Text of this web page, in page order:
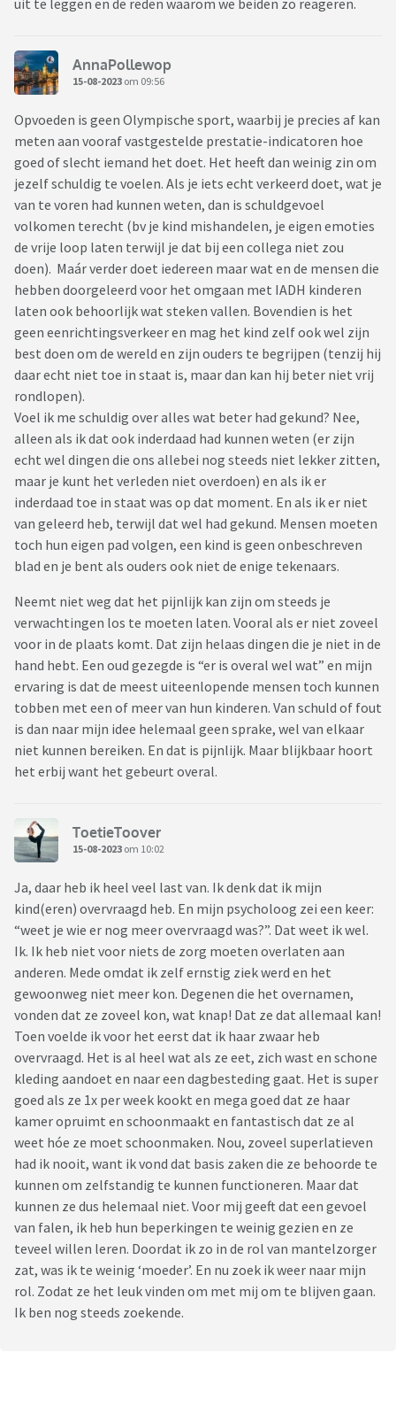
uit te leggen en de reden waarom we beiden zo reageren.
AnnaPollewop
15-08-2023 om 09:56
Opvoeden is geen Olympische sport, waarbij je precies af kan
meten aan vooraf vastgestelde prestatie-indicatoren hoe
goed of slecht iemand het doet. Het heeft dan weinig zin om
jezelf schuldig te voelen. Als je iets echt verkeerd doet, wat je
van te voren had kunnen weten, dan is schuldgevoel
volkomen terecht (bv je kind mishandelen, je eigen emoties
de vrije loop laten terwijl je dat bij een collega niet zou
doen). Maár verder doet iedereen maar wat en de mensen die
hebben doorgeleerd voor het omgaan met IADH kinderen
laten ook behoorlijk wat steken vallen. Bovendien is het
geen eenrichtingsverkeer en mag het kind zelf ook wel zijn
best doen om de wereld en zijn ouders te begrijpen (tenzij hij
daar echt niet toe in staat is, maar dan kan hij beter niet vrij
rondlopen).
Voel ik me schuldig over alles wat beter had gekund? Nee,
alleen als ik dat ook inderdaad had kunnen weten (er zijn
echt wel dingen die ons allebei nog steeds niet lekker zitten,
maar je kunt het verleden niet overdoen) en als ik er
inderdaad toe in staat was op dat moment. En als ik er niet
van geleerd heb, terwijl dat wel had gekund. Mensen moeten
toch hun eigen pad volgen, een kind is geen onbeschreven
blad en je bent als ouders ook niet de enige tekenaars.
Neemt niet weg dat het pijnlijk kan zijn om steeds je
verwachtingen los te moeten laten. Vooral als er niet zoveel
voor in de plaats komt. Dat zijn helaas dingen die je niet in de
hand hebt. Een oud gezegde is “er is overal wel wat” en mijn
ervaring is dat de meest uiteenlopende mensen toch kunnen
tobben met een of meer van hun kinderen. Van schuld of fout
is dan naar mijn idee helemaal geen sprake, wel van elkaar
niet kunnen bereiken. En dat is pijnlijk. Maar blijkbaar hoort
het erbij want het gebeurt overal.
ToetieToover
15-08-2023 om 10:02
Ja, daar heb ik heel veel last van. Ik denk dat ik mijn
kind(eren) overvraagd heb. En mijn psycholoog zei een keer:
“weet je wie er nog meer overvraagd was?”. Dat weet ik wel.
Ik. Ik heb niet voor niets de zorg moeten overlaten aan
anderen. Mede omdat ik zelf ernstig ziek werd en het
gewoonweg niet meer kon. Degenen die het overnamen,
vonden dat ze zoveel kon, wat knap! Dat ze dat allemaal kan!
Toen voelde ik voor het eerst dat ik haar zwaar heb
overvraagd. Het is al heel wat als ze eet, zich wast en schone
kleding aandoet en naar een dagbesteding gaat. Het is super
goed als ze 1x per week kookt en mega goed dat ze haar
kamer opruimt en schoonmaakt en fantastisch dat ze al
weet hóe ze moet schoonmaken. Nou, zoveel superlatieven
had ik nooit, want ik vond dat basis zaken die ze behoorde te
kunnen om zelfstandig te kunnen functioneren. Maar dat
kunnen ze dus helemaal niet. Voor mij geeft dat een gevoel
van falen, ik heb hun beperkingen te weinig gezien en ze
teveel willen leren. Doordat ik zo in de rol van mantelzorger
zat, was ik te weinig ‘moeder’. En nu zoek ik weer naar mijn
rol. Zodat ze het leuk vinden om met mij om te blijven gaan.
Ik ben nog steeds zoekende.